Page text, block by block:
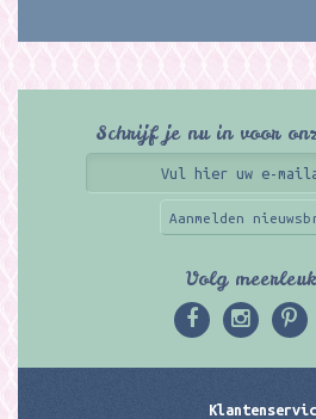
Schrijf je nu in voor
Aanmelden
Volg